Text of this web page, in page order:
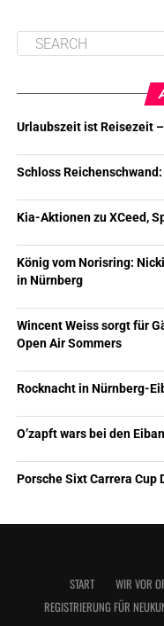
Urlaubszeit ist Reisezeit
Schloss
Kia-Aktionen zu XCeed,
König vom Norisring:
in Nürnberg
Wincent Weiss sorgt für
Open Air Sommers
Rocknacht in Nürnberg-
O’zapft wars bei den
Porsche Sixt Carrera Cup
START WIR VOR
REGISTRIERUNG FÜR